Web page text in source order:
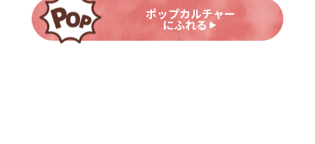
ポップカルチャー
にふれる